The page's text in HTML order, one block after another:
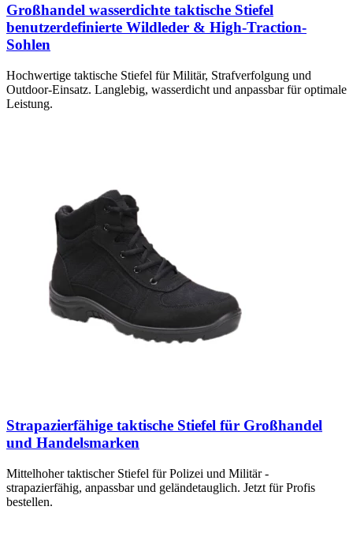
Großhandel wasserdichte taktische Stiefel
benutzerdefinierte Wildleder & High-Traction-
Sohlen
Hochwertige taktische Stiefel für Militär, Strafverfolgung und
Outdoor-Einsatz. Langlebig, wasserdicht und anpassbar für optimale
Leistung.
Strapazierfähige taktische Stiefel für Großhandel
und Handelsmarken
Mittelhoher taktischer Stiefel für Polizei und Militär -
strapazierfähig, anpassbar und geländetauglich. Jetzt für Profis
bestellen.